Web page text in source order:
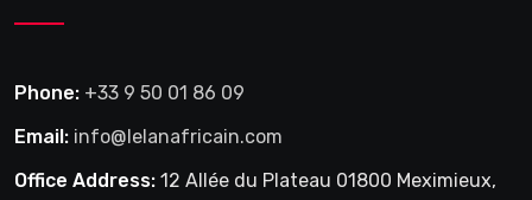
Phone: +33 9 50 01 86 09
Email: info@lelanafricain.com
Office Address: 12 Allée du Plateau 01800 Meximieux,